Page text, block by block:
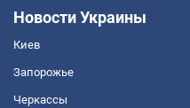
Новости Украины
Киев
Запорожье
Черкассы